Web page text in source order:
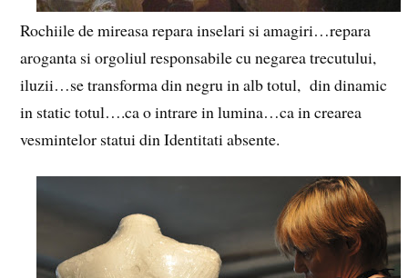
Rochiile de mireasa repara inselari si amagiri…repara
aroganta si orgoliul responsabile cu negarea trecutului,
iluzii…se transforma din negru in alb totul, din dinamic
in static totul….ca o intrare in lumina…ca in crearea
vesmintelor statui din Identitati absente.